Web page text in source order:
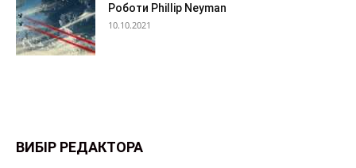
Роботи Phillip Neyman
10.10.2021
ВИБІР РЕДАКТОРА